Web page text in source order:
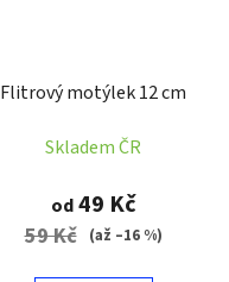
Flitrový motýlek 12 cm
Skladem ČR
od49 Kč
59 Kč (až –16 %)